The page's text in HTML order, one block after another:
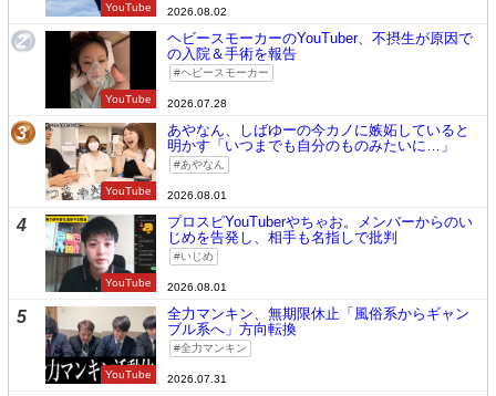
YouTube 2026.08.02
2
YouTube
ヘビースモーカーのYouTuber、不摂生が原因で
の入院＆手術を報告
ヘビースモーカー
2026.07.28
3
YouTube
あやなん、しばゆーの今カノに嫉妬していると
明かす「いつまでも自分のものみたいに…」
あやなん
2026.08.01
4
YouTube
プロスピYouTuberやちゃお。メンバーからのい
じめを告発し、相手も名指しで批判
いじめ
2026.08.01
5
YouTube
全力マンキン、無期限休止「風俗系からギャン
ブル系へ」方向転換
全力マンキン
2026.07.31